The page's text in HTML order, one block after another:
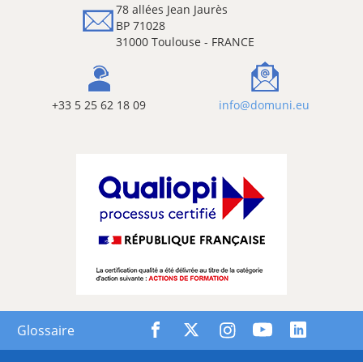
78 allées Jean Jaurès
BP 71028
31000 Toulouse - FRANCE
+33 5 25 62 18 09 info@domuni.eu
Glossaire